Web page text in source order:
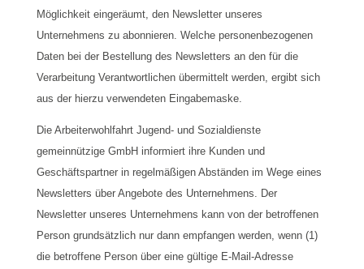
Möglichkeit eingeräumt, den Newsletter unseres
Unternehmens zu abonnieren. Welche personenbezogenen
Daten bei der Bestellung des Newsletters an den für die
Verarbeitung Verantwortlichen übermittelt werden, ergibt sich
aus der hierzu verwendeten Eingabemaske.
Die Arbeiterwohlfahrt Jugend- und Sozialdienste
gemeinnützige GmbH informiert ihre Kunden und
Geschäftspartner in regelmäßigen Abständen im Wege eines
Newsletters über Angebote des Unternehmens. Der
Newsletter unseres Unternehmens kann von der betroffenen
Person grundsätzlich nur dann empfangen werden, wenn (1)
die betroffene Person über eine gültige E-Mail-Adresse